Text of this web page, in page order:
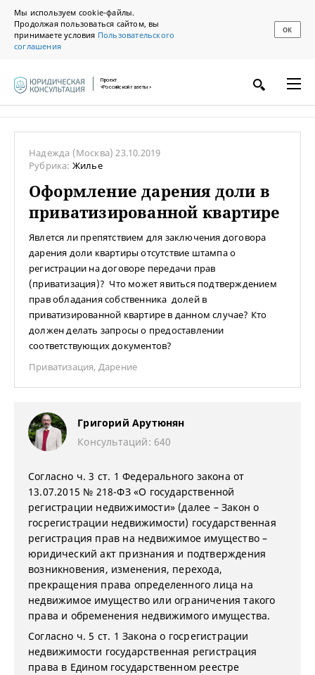
Мы используем cookie-файлы.
Продолжая пользоваться сайтом, вы
принимаете условия Пользовательского
соглашения
ОК
Проект
«Российской газеты»
Надежда (Москва)23.10.2019
Рубрика: Жилье
Оформление дарения доли в
приватизированной квартире
Явлется ли препятствием для заключения договора
дарения доли квартиры отсутствие штампа о
регистрации на договоре передачи прав
(приватизация)? Что может явиться подтверждением
прав обладания собственника долей в
приватизированной квартире в данном случае? Кто
должен делать запросы о предоставлении
соответствующих документов?
Приватизация, Дарение
Григорий Арутюнян
Консультаций: 640
Согласно ч. 3 ст. 1 Федерального закона от
13.07.2015 № 218-ФЗ «О государственной
регистрации недвижимости» (далее – Закон о
госрегистрации недвижимости) государственная
регистрация прав на недвижимое имущество –
юридический акт признания и подтверждения
возникновения, изменения, перехода,
прекращения права определенного лица на
недвижимое имущество или ограничения такого
права и обременения недвижимого имущества.
Согласно ч. 5 ст. 1 Закона о госрегистрации
недвижимости государственная регистрация
права в Едином государственном реестре